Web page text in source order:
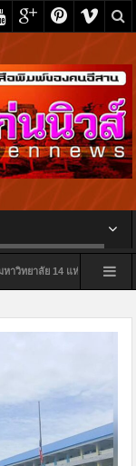
14 แห่ง ร่วม MOU ตั้ง “ศูน